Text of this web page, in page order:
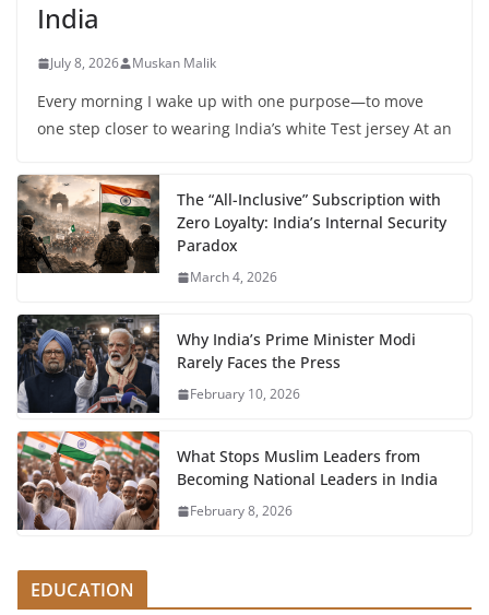
India
July 8, 2026 Muskan Malik
Every morning I wake up with one purpose—to move
one step closer to wearing India’s white Test jersey At an
The “All-Inclusive” Subscription with
Zero Loyalty: India’s Internal Security
Paradox
March 4, 2026
Why India’s Prime Minister Modi
Rarely Faces the Press
February 10, 2026
What Stops Muslim Leaders from
Becoming National Leaders in India
February 8, 2026
EDUCATION